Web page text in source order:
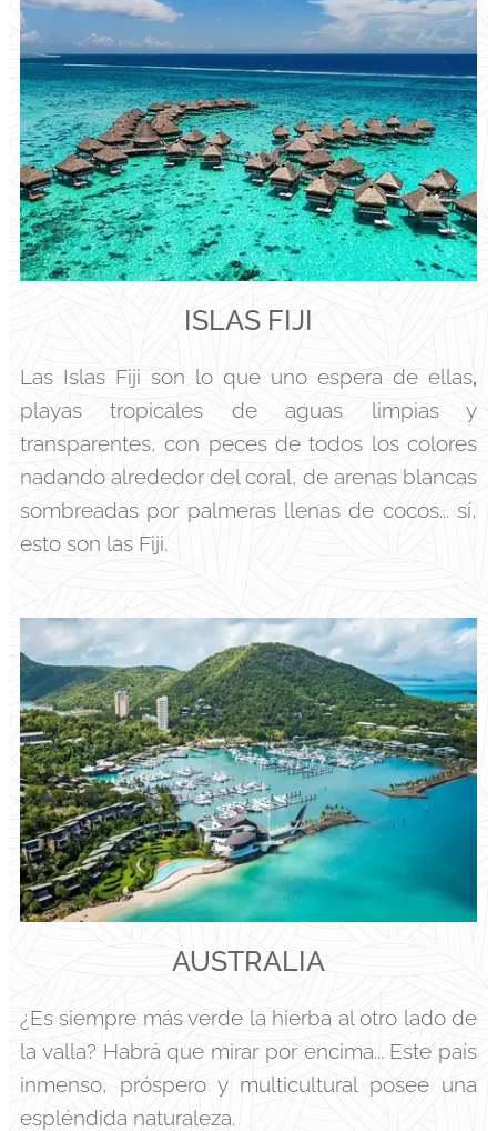
ISLAS FIJI
Las Islas Fiji son lo que uno espera de ellas,
playas tropicales de aguas limpias y
transparentes, con peces de todos los colores
nadando alrededor del coral, de arenas blancas
sombreadas por palmeras llenas de cocos... sí,
esto son las Fiji.
AUSTRALIA
¿Es siempre más verde la hierba al otro lado de
la valla? Habrá que mirar por encima... Este país
inmenso, próspero y multicultural posee una
espléndida naturaleza.